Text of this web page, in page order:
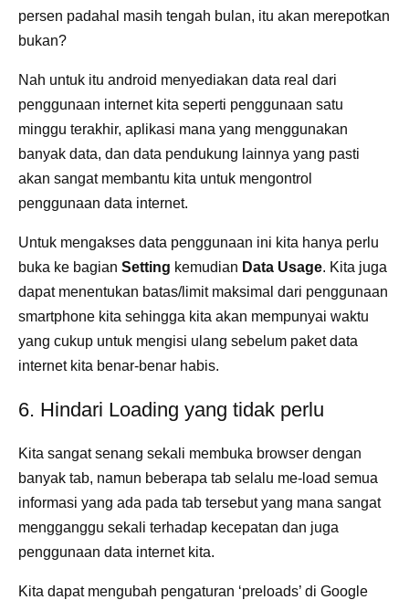
persen padahal masih tengah bulan, itu akan merepotkan
bukan?
Nah untuk itu android menyediakan data real dari
penggunaan internet kita seperti penggunaan satu
minggu terakhir, aplikasi mana yang menggunakan
banyak data, dan data pendukung lainnya yang pasti
akan sangat membantu kita untuk mengontrol
penggunaan data internet.
Untuk mengakses data penggunaan ini kita hanya perlu
buka ke bagian Setting kemudian Data Usage. Kita juga
dapat menentukan batas/limit maksimal dari penggunaan
smartphone kita sehingga kita akan mempunyai waktu
yang cukup untuk mengisi ulang sebelum paket data
internet kita benar-benar habis.
6. Hindari Loading yang tidak perlu
Kita sangat senang sekali membuka browser dengan
banyak tab, namun beberapa tab selalu me-load semua
informasi yang ada pada tab tersebut yang mana sangat
mengganggu sekali terhadap kecepatan dan juga
penggunaan data internet kita.
Kita dapat mengubah pengaturan ‘preloads’ di Google